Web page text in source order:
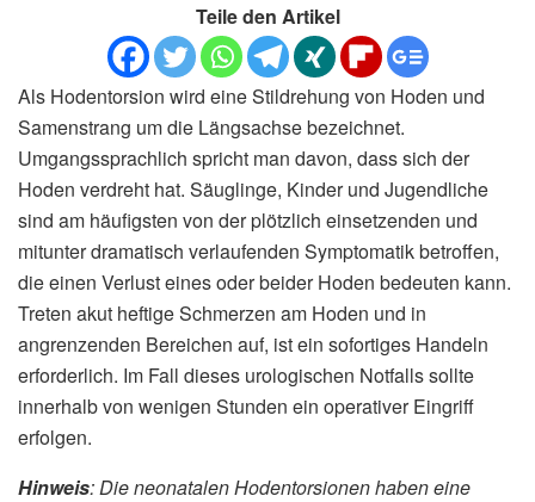
Teile den Artikel
Als Hodentorsion wird eine Stildrehung von Hoden und
Samenstrang um die Längsachse bezeichnet.
Umgangssprachlich spricht man davon, dass sich der
Hoden verdreht hat. Säuglinge, Kinder und Jugendliche
sind am häufigsten von der plötzlich einsetzenden und
mitunter dramatisch verlaufenden Symptomatik betroffen,
die einen Verlust eines oder beider Hoden bedeuten kann.
Treten akut heftige Schmerzen am Hoden und in
angrenzenden Bereichen auf, ist ein sofortiges Handeln
erforderlich. Im Fall dieses urologischen Notfalls sollte
innerhalb von wenigen Stunden ein operativer Eingriff
erfolgen.
Hinweis: Die neonatalen Hodentorsionen haben eine